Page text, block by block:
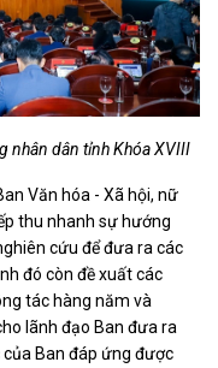
nhân dân tỉnhKhóa XVIII
Văn hóa - Xã hội, nữ
thu nhanh sự hướng
cứu để đưa ra các
đó còn đề xuất các
tác hàng năm và
lãnh đạo Ban đưa ra
Ban đáp ứng được